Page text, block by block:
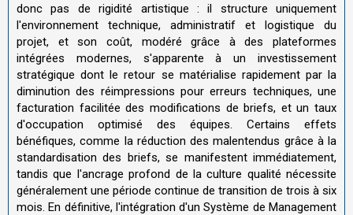
donc pas de rigidité artistique : il structure uniquement
l'environnement technique, administratif et logistique du
projet, et son coût, modéré grâce à des plateformes
intégrées modernes, s'apparente à un investissement
stratégique dont le retour se matérialise rapidement par la
diminution des réimpressions pour erreurs techniques, une
facturation facilitée des modifications de briefs, et un taux
d'occupation optimisé des équipes. Certains effets
bénéfiques, comme la réduction des malentendus grâce à la
standardisation des briefs, se manifestent immédiatement,
tandis que l'ancrage profond de la culture qualité nécessite
généralement une période continue de transition de trois à six
mois. En définitive, l'intégration d'un Système de Management